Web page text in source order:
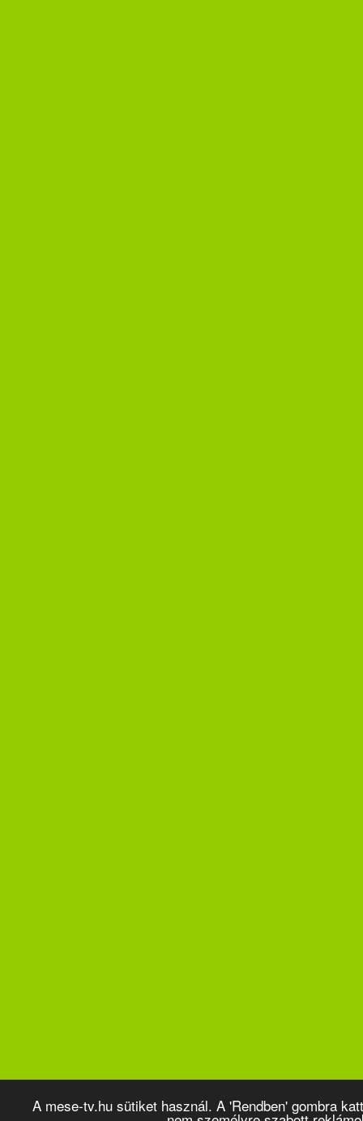
A mese-tv.hu sütiket használ. A 'Rendben' gombra